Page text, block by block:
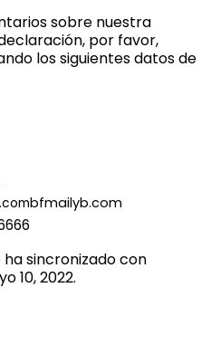
sobre nuestra
por favor,
los siguientes datos de
bfmailyb.com
sincronizado con
10, 2022.